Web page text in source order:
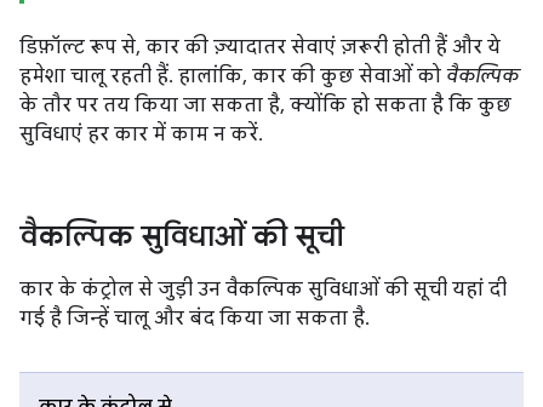
डिफ़ॉल्ट रूप से, कार की ज़्यादातर सेवाएं ज़रूरी होती हैं और ये
हमेशा चालू रहती हैं. हालांकि, कार की कुछ सेवाओं को वैकल्पिक
के तौर पर तय किया जा सकता है, क्योंकि हो सकता है कि कुछ
सुविधाएं हर कार में काम न करें.
वैकल्पिक सुविधाओं की सूची
कार के कंट्रोल से जुड़ी उन वैकल्पिक सुविधाओं की सूची यहां दी
गई है जिन्हें चालू और बंद किया जा सकता है.